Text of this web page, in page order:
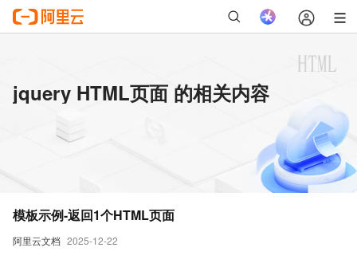
jquery HTML页面 的相关内容
阿里云文档 2025-12-22
模板示例-返回1个HTML页面